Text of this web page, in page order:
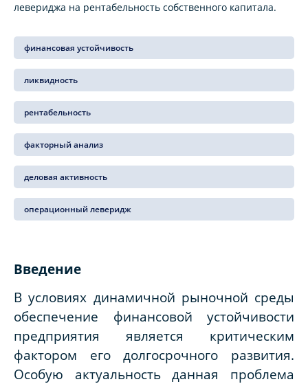
левериджа на рентабельность собственного капитала.
финансовая устойчивость
ликвидность
рентабельность
факторный анализ
деловая активность
операционный леверидж
Введение
В условиях динамичной рыночной среды
обеспечение финансовой устойчивости
предприятия является критическим
фактором его долгосрочного развития.
Особую актуальность данная проблема